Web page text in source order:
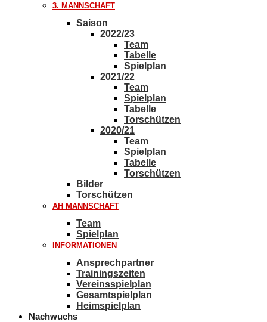
3. MANNSCHAFT
Saison
2022/23
Team
Tabelle
Spielplan
2021/22
Team
Spielplan
Tabelle
Torschützen
2020/21
Team
Spielplan
Tabelle
Torschützen
Bilder
Torschützen
AH MANNSCHAFT
Team
Spielplan
INFORMATIONEN
Ansprechpartner
Trainingszeiten
Vereinsspielplan
Gesamtspielplan
Heimspielplan
Nachwuchs